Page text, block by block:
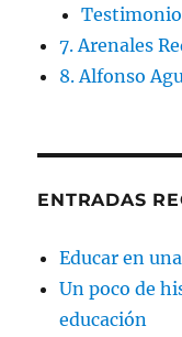
7. Arenales
8. Alfonso
ENTRADAS
Educar en
Un poco de
educación